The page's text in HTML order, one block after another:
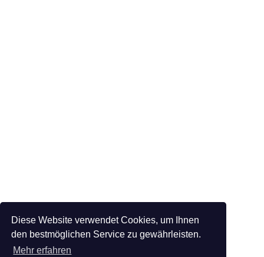
Diese Website verwendet Cookies, um Ihnen
den bestmöglichen Service zu gewährleisten.
Mehr erfahren